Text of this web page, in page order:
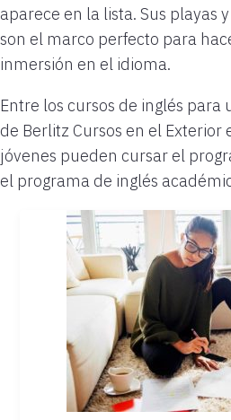
aparece en la lista. Sus playas
son el marco perfecto para
inmersión en el idioma.
Entre los cursos de inglés para
de Berlitz Cursos en el Exterior
jóvenes pueden cursar el
el programa de inglés